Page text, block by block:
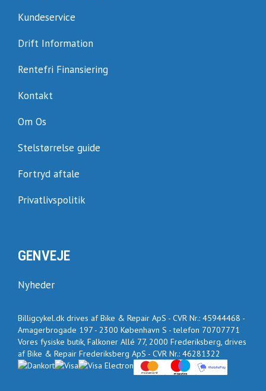
Kundeservice
Drift Information
Rentefri Finansiering
Kontakt
Om Os
Stelstørrelse guide
Fortryd aftale
Privatlivspolitik
GENVEJE
Nyheder
Billigcykel.dk drives af Bike & Repair ApS - CVR Nr.: 45944468 -
Amagerbrogade 197 - 2300 København S - telefon 70707771
Vores fysiske butik, Falkoner Allé 77, 2000 Frederiksberg, drives
af Bike & Repair Frederiksberg ApS - CVR Nr.: 46281322